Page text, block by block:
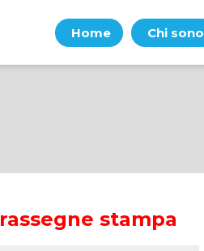
Home Chi sono
stampa